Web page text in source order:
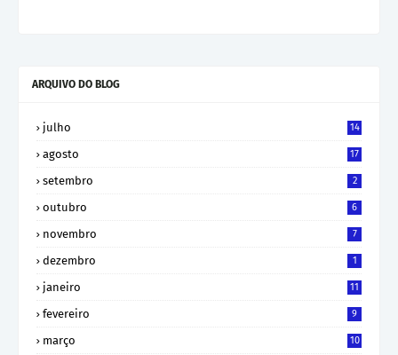
ARQUIVO DO BLOG
julho 14
agosto 17
setembro 2
outubro 6
novembro 7
dezembro 1
janeiro 11
fevereiro 9
março 10